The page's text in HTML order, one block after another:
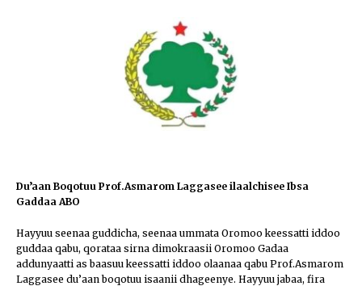
Du’aan Boqotuu Prof.Asmarom Laggasee ilaalchisee Ibsa
Gaddaa ABO
Hayyuu seenaa guddicha, seenaa ummata Oromoo keessatti iddoo
guddaa qabu, qorataa sirna dimokraasii Oromoo Gadaa
addunyaatti as baasuu keessatti iddoo olaanaa qabu Prof.Asmarom
Laggasee du’aan boqotuu isaanii dhageenye. Hayyuu jabaa, fira